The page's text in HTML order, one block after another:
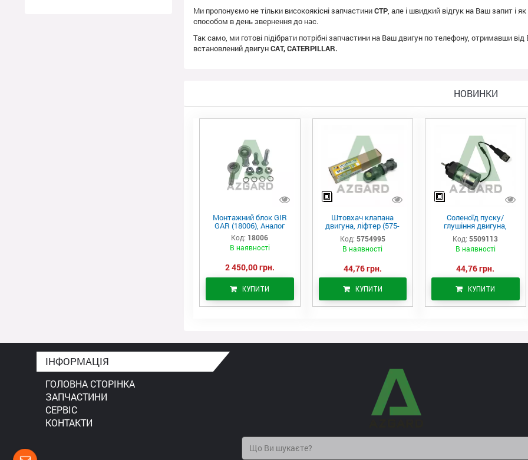
Ми пропонуємо не тільки високоякісні запчастиниCTP, але і швидкий відгук на Ваш запит і
способом в день звернення до нас.
Так само, ми готові підібрати потрібні запчастини на Ваш двигун по телефону, отримавши
встановлений двигунCAT, CATERPILLAR.
НОВИНКИ
Монтажний блок GIR
GAR (18006), Аналог
Код: 18006
В наявності
2 450,00 грн.
КУПИТИ
Штовхач клапана
двигуна, ліфтер (575-
4995)
Код: 5754995
В наявності
44,76 грн.
КУПИТИ
Соленоїд пуску/
глушіння двигуна,
актуатор (550-9113)
Код: 5509113
В наявності
44,76 грн.
КУПИТИ
ІНФОРМАЦІЯ
ГОЛОВНА СТОРІНКА
ЗАПЧАСТИНИ
СЕРВІС
КОНТАКТИ